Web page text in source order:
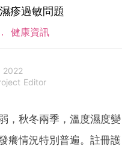
疹過敏問題
健康資訊
2022
Editor
，秋冬兩季，溫度濕度變
癢情況特別普遍。註冊護